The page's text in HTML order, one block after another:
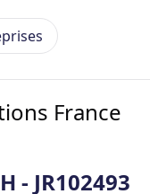
France
- JR102493